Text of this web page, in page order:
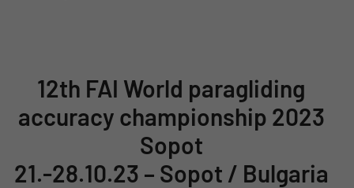
12th FAI World paragliding
accuracy championship 2023
Sopot
21.-28.10.23 – Sopot / Bulgaria